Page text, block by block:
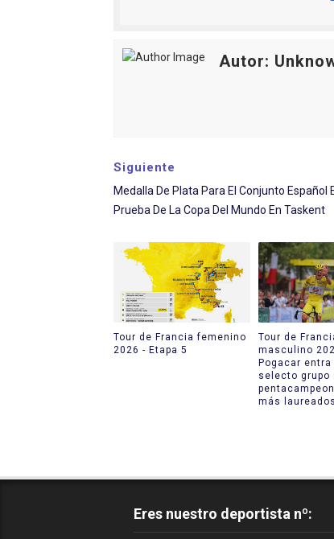
Autor:
Siguiente
Medalla De Plata Para El Conjunto Español
Prueba De La Copa Del Mundo En Taskent
Tour de Francia femenino
2026 - Etapa 5
Tour de
masculino
Pogacar entra
selecto grupo
más laureados
Eres nuestro deportista nº: